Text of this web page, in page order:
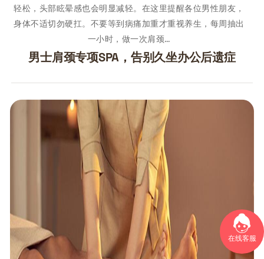
在线客服
轻松，头部眩晕感也会明显减轻。在这里提醒各位男性朋友，
身体不适切勿硬扛。不要等到病痛加重才重视养生，每周抽出
一小时，做一次肩颈…
男士肩颈专项SPA，告别久坐办公后遗症